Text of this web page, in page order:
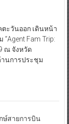
ตะวันออก เดินหน้า
Fam Trip:
ณ จังหวัด
นการประชุม
ษ์สายการบิน